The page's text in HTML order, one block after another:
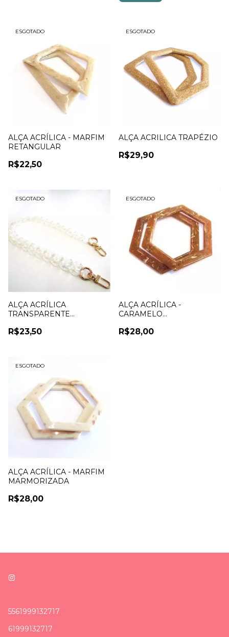
ESGOTADO
ALÇA ACRÍLICA - MARFIM
RETANGULAR
R$22,50
ESGOTADO
ALÇA ACRILICA TRAPÉZIO
R$29,90
ESGOTADO
ALÇA ACRÍLICA
TRANSPARENTE
R$23,50
ESGOTADO
ALÇA ACRÍLICA -
CARAMELO
R$28,00
ESGOTADO
ALÇA ACRÍLICA - MARFIM
MARMORIZADA
R$28,00
5561999132717
61999132717